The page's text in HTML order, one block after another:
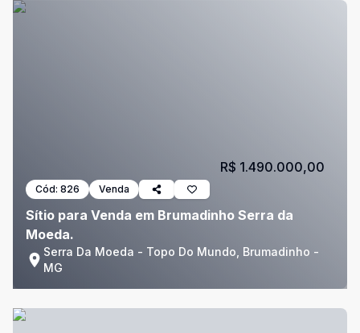
Cód: 826 Venda
Sítio para Venda em Brumadinho Serra da
Moeda.
Serra Da Moeda - Topo Do Mundo, Brumadinho -
MG
R$ 1.490.000,00